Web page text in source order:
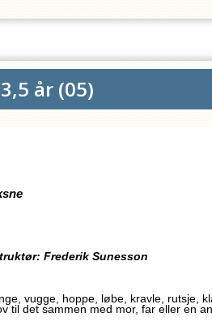
år (05)
Frederik Sunesson
vugge, hoppe, løbe, kravle, rutsje,
til det sammen med mor, far eller en